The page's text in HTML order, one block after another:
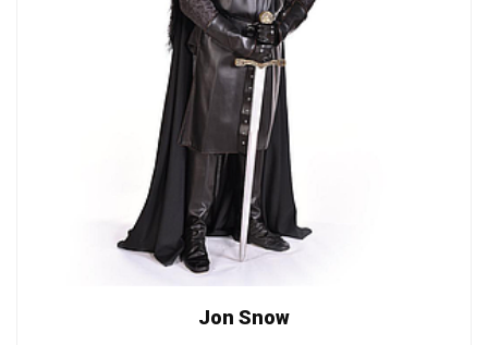
Jon Snow